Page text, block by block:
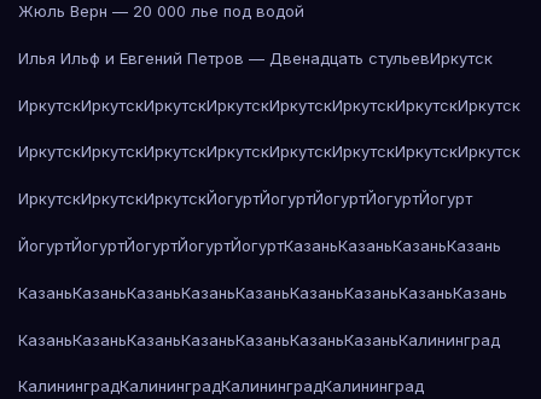
Жюль Верн — 20 000 лье под водой
Илья Ильф и Евгений Петров — Двенадцать стульевИркутск
ИркутскИркутскИркутскИркутскИркутскИркутскИркутскИркутск
ИркутскИркутскИркутскИркутскИркутскИркутскИркутскИркутск
ИркутскИркутскИркутскЙогуртЙогуртЙогуртЙогуртЙогурт
ЙогуртЙогуртЙогуртЙогуртЙогуртКазаньКазаньКазаньКазань
КазаньКазаньКазаньКазаньКазаньКазаньКазаньКазаньКазань
КазаньКазаньКазаньКазаньКазаньКазаньКазаньКалининград
КалининградКалининградКалининградКалининград